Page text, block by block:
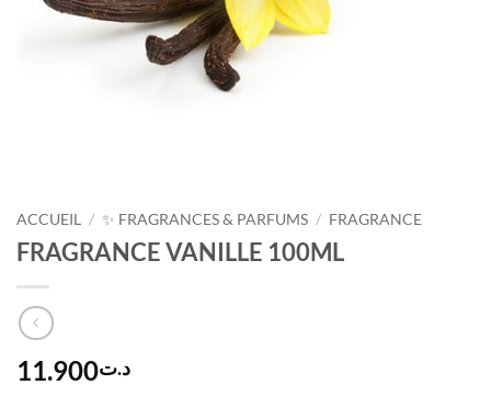
ACCUEIL / ✨ FRAGRANCES & PARFUMS / FRAGRANCE
FRAGRANCE VANILLE 100ML
د.ت11.900